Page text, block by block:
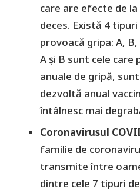
care are efecte de
deces. Există 4
provoacă gripa: A,
A și B sunt cele care
anuale de gripă,
dezvoltă anual
întâlnesc mai
Coronavirusul
familie de
transmite între
dintre cele 7 tipuri